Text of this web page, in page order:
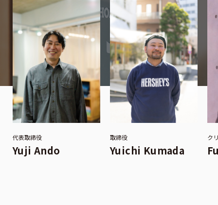
代表取締役
Yuji Ando
取締役
Yuichi Kumada
ク